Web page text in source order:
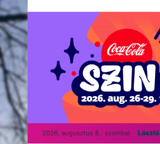
2026, augusztus 8., szombat László